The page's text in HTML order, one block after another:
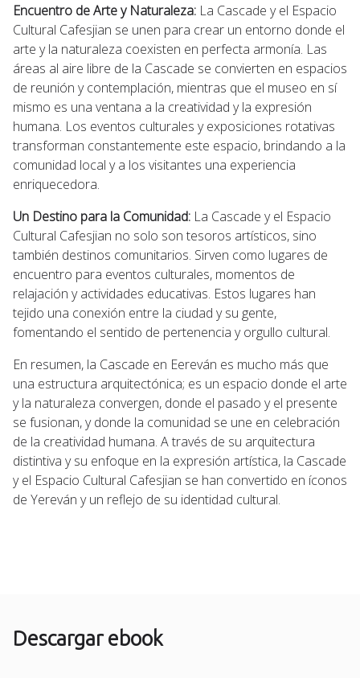
Encuentro de Arte y Naturaleza: La Cascade y el Espacio
Cultural Cafesjian se unen para crear un entorno donde el
arte y la naturaleza coexisten en perfecta armonía. Las
áreas al aire libre de la Cascade se convierten en espacios
de reunión y contemplación, mientras que el museo en sí
mismo es una ventana a la creatividad y la expresión
humana. Los eventos culturales y exposiciones rotativas
transforman constantemente este espacio, brindando a la
comunidad local y a los visitantes una experiencia
enriquecedora.
Un Destino para la Comunidad: La Cascade y el Espacio
Cultural Cafesjian no solo son tesoros artísticos, sino
también destinos comunitarios. Sirven como lugares de
encuentro para eventos culturales, momentos de
relajación y actividades educativas. Estos lugares han
tejido una conexión entre la ciudad y su gente,
fomentando el sentido de pertenencia y orgullo cultural.
En resumen, la Cascade en Eereván es mucho más que
una estructura arquitectónica; es un espacio donde el arte
y la naturaleza convergen, donde el pasado y el presente
se fusionan, y donde la comunidad se une en celebración
de la creatividad humana. A través de su arquitectura
distintiva y su enfoque en la expresión artística, la Cascade
y el Espacio Cultural Cafesjian se han convertido en íconos
de Yereván y un reflejo de su identidad cultural.
Descargar ebook